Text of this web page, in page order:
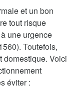
et un bon
tout risque
une urgence
Toutefois,
domestique. Voici
éviter :